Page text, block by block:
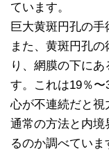
ています。
巨大黄斑円孔の手
また、黄斑円孔
り、網膜の下に
す。これは19％
心が不連続だと視
通常の方法と内境
るのか調べていま